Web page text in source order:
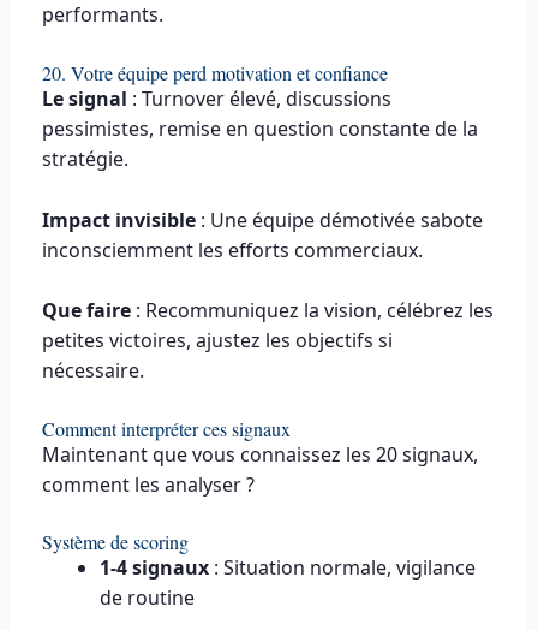
performants.
20. Votre équipe perd motivation et confiance
Le signal : Turnover élevé, discussions
pessimistes, remise en question constante de la
stratégie.
Impact invisible: Une équipe démotivée sabote
inconsciemment les efforts commerciaux.
Que faire : Recommuniquez la vision, célébrez les
petites victoires, ajustez les objectifs si
nécessaire.
Comment interpréter ces signaux
Maintenant que vous connaissez les 20 signaux,
comment les analyser ?
Système de scoring
1-4 signaux : Situation normale, vigilance
de routine